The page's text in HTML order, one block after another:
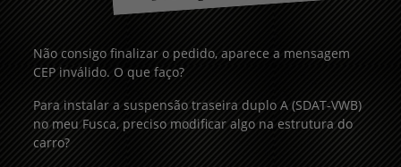
Não consigo finalizar o pedido, aparece a mensagem
CEP inválido. O que faço?
Para instalar a suspensão traseira duplo A (SDAT-VWB)
no meu Fusca, preciso modificar algo na estrutura do
carro?